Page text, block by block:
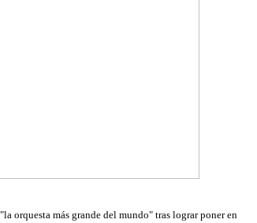
orquesta más grande del mundo" tras lograr poner en